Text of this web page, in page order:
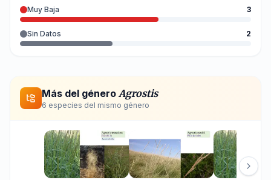
Muy Baja 3
Sin Datos 2
Más del género Agrostis
6 especies del mismo género